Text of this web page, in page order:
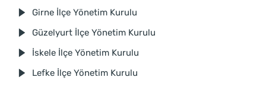
Girne İlçe Yönetim Kurulu
Güzelyurt İlçe Yönetim Kurulu
İskele İlçe Yönetim Kurulu
Lefke İlçe Yönetim Kurulu